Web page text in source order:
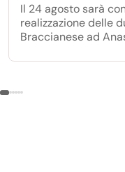
Il 24 agosto sarà
realizzazione delle
Braccianese ad
rotatoria all'incrocio